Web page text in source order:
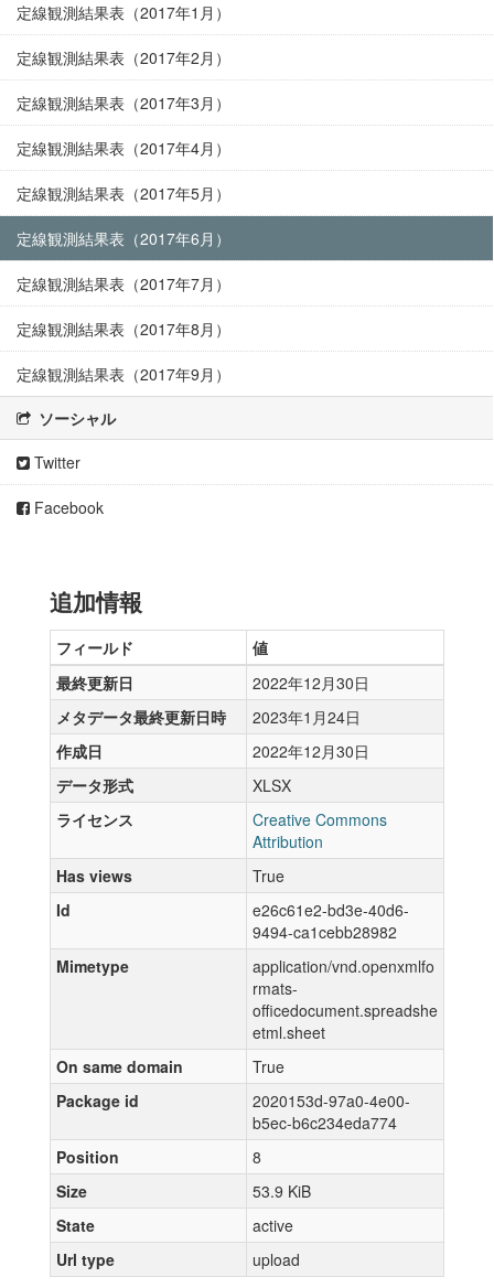
定線観測結果表（2017年1月）
定線観測結果表（2017年2月）
定線観測結果表（2017年3月）
定線観測結果表（2017年4月）
定線観測結果表（2017年5月）
定線観測結果表（2017年6月）
定線観測結果表（2017年7月）
定線観測結果表（2017年8月）
定線観測結果表（2017年9月）
ソーシャル
Twitter
Facebook
追加情報
フィールド
値
最終更新日
2022年12月30日
メタデータ最終更新日時
2023年1月24日
作成日
2022年12月30日
データ形式
XLSX
ライセンス
Creative Commons
Attribution
Has views
True
Id
e26c61e2-bd3e-40d6-
9494-ca1cebb28982
Mimetype
application/vnd.openxmlfo
rmats-
officedocument.spreadshe
etml.sheet
On same domain
True
Package id
2020153d-97a0-4e00-
b5ec-b6c234eda774
Position
8
Size
53.9 KiB
State
active
Url type
upload